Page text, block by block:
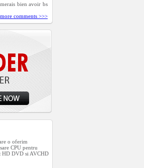
bien avoir bs
more comments >>>
o oferim
CPU pentru
HD DVD si AVCHD